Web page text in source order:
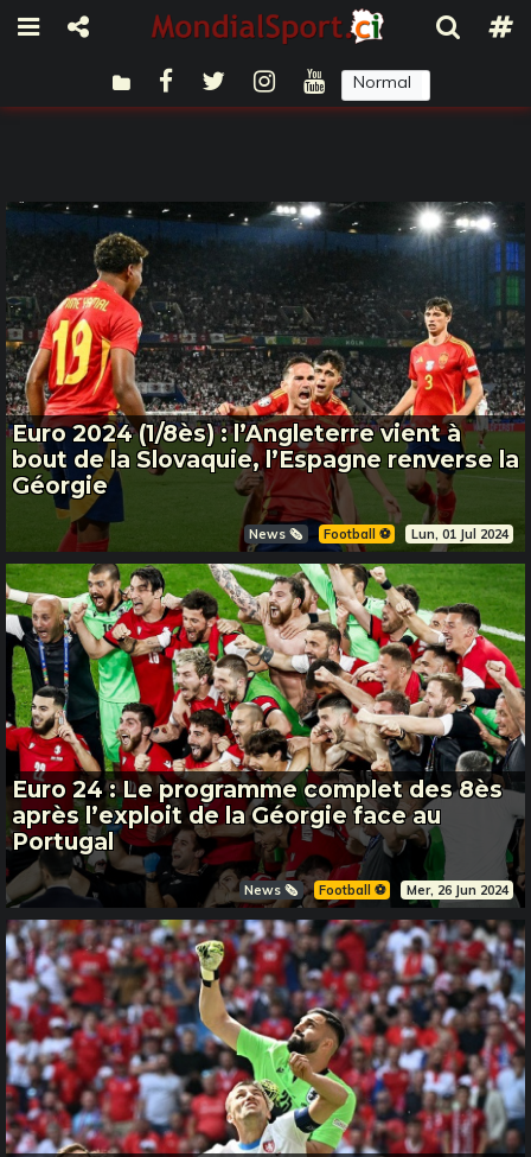
Normal
Euro 2024 (1/8ès) : l’Angleterre vient à
bout de la Slovaquie, l’Espagne renverse la
Géorgie
News 🗞️ Football ⚽️ Lun, 01 Jul 2024
Euro 24 : Le programme complet des 8ès
après l’exploit de la Géorgie face au
Portugal
News 🗞️ Football ⚽️ Mer, 26 Jun 2024